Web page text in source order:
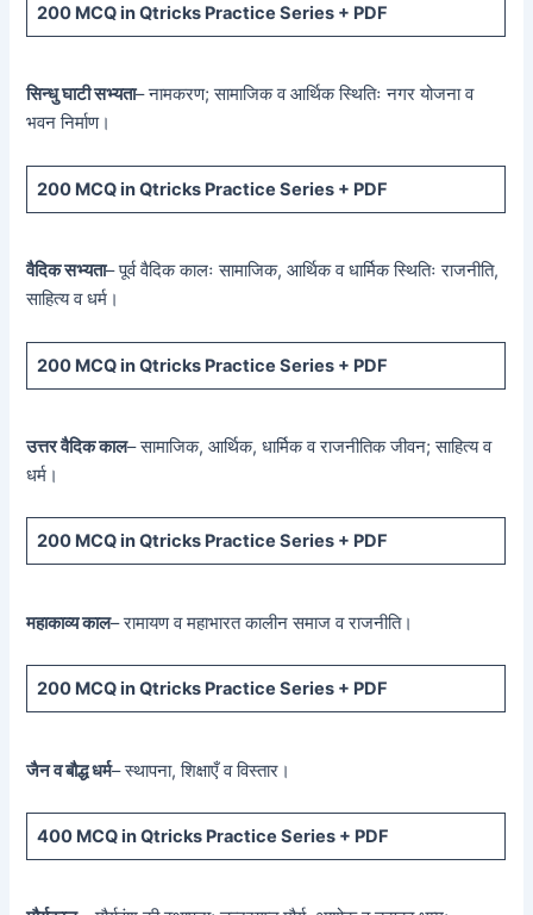
200 MCQin Qtricks Practice Series + PDF
सिन्धु घाटी सभ्यता– नामकरण; सामाजिक व आर्थिक स्थितिः नगर योजना व
भवन निर्माण।
200 MCQin Qtricks Practice Series + PDF
वैदिक सभ्यता– पूर्व वैदिक कालः सामाजिक, आर्थिक व धार्मिक स्थितिः राजनीति,
साहित्य व धर्म।
200 MCQin Qtricks Practice Series + PDF
उत्तर वैदिक काल– सामाजिक, आर्थिक, धार्मिक व राजनीतिक जीवन; साहित्य व
धर्म।
200 MCQin Qtricks Practice Series + PDF
महाकाव्य काल– रामायण व महाभारत कालीन समाज व राजनीति।
200 MCQin Qtricks Practice Series + PDF
जैन व बौद्ध धर्म– स्थापना, शिक्षाएँ व विस्तार।
400 MCQin Qtricks Practice Series + PDF